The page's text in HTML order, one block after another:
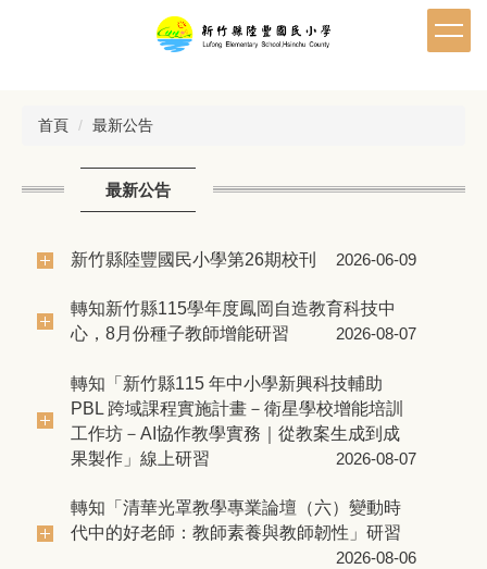
首頁 最新公告
最新公告
新竹縣陸豐國民小學第26期校刊 2026-06-09
轉知新竹縣115學年度鳳岡自造教育科技中
心，8月份種子教師增能研習
2026-08-07
轉知「新竹縣115 年中小學新興科技輔助
PBL 跨域課程實施計畫－衛星學校增能培訓
工作坊－AI協作教學實務｜從教案生成到成
果製作」線上研習
2026-08-07
轉知「清華光罩教學專業論壇（六）變動時
代中的好老師：教師素養與教師韌性」研習
2026-08-06